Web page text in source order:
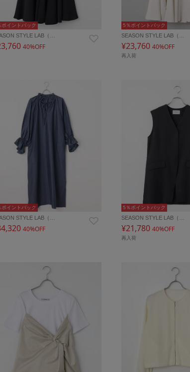
ポイントバック
STYLE LAB（…
40%OFF
5％ポイントバック
SEASON STYLE LAB（…
¥23,760 40%OFF
再入荷
ポイントバック
STYLE LAB（…
40%OFF
5％ポイントバック
SEASON STYLE LAB（…
¥21,780 40%OFF
再入荷